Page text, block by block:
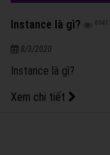
Instance là gì? 6941
8/3/2020
Instance là gì?
Xem chi tiết